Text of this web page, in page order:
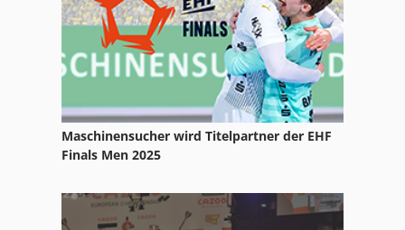
Maschinensucher wird Titelpartner der EHF
Finals Men 2025